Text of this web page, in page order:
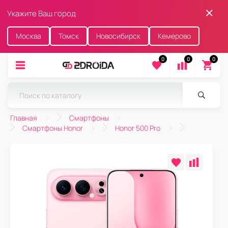
Укажите Ваш город
Москва Томск Новосибирск Кемерово
0 0 0
Главная
Смартфоны
Смартфоны Honor
Honor 500 Pro